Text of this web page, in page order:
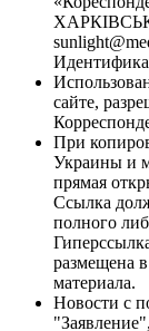
сайте,
При
Украины и
прямая
Ссылка
полного
размещена
материала.
Новости с